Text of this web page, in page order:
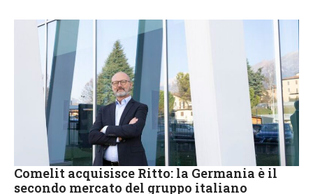
Comelit acquisisce Ritto: la Germania è il
secondo mercato del gruppo italiano